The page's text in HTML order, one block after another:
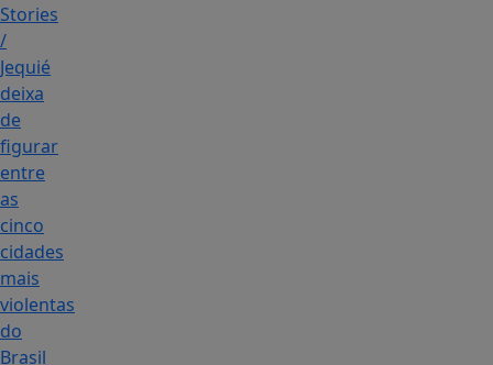
Stories
/
Jequié
deixa
de
figurar
entre
as
cinco
cidades
mais
violentas
do
Brasil